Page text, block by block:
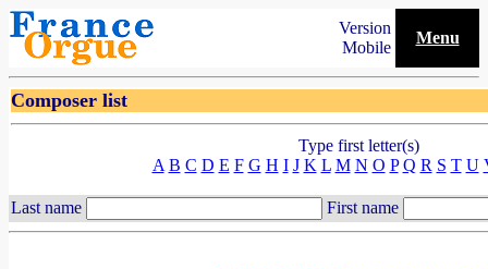
Version
Mobile
Menu
Composer list
Type first letter(s)
A B C D E F G H I J K L M N O P Q R S T U
Last name First name